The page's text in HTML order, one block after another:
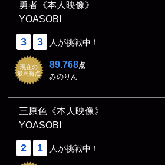
勇者《本人映像》
YOASOBI
3 3 人が挑戦中！
現在の
最高得点
89.768点
みのりん
三原色《本人映像》
YOASOBI
2 1 人が挑戦中！